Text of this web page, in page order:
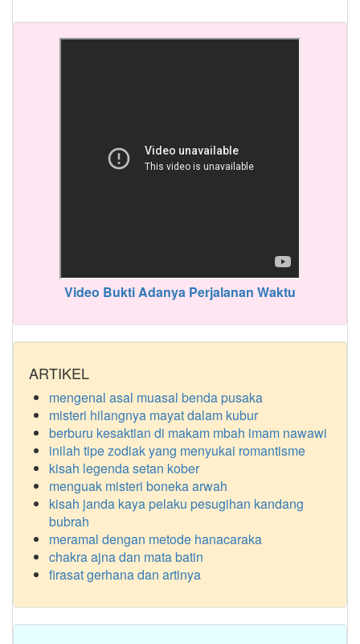
Video Bukti Adanya Perjalanan Waktu
ARTIKEL
mengenal asal muasal benda pusaka
misteri hilangnya mayat dalam kubur
berburu kesaktian di makam mbah imam nawawi
inilah tipe zodiak yang menyukai romantisme
kisah legenda setan kober
menguak misteri boneka arwah
kisah janda kaya pelaku pesugihan kandang
bubrah
meramal dengan metode hanacaraka
chakra ajna dan mata batin
firasat gerhana dan artinya